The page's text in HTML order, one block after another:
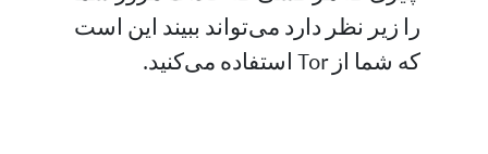
را زیر نظر دارد می‌تواند ببیند این است
که شما از Tor استفاده می‌کنید.